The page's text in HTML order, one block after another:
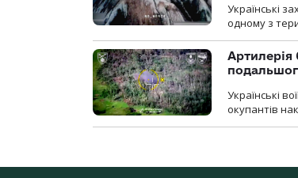
Українські
одному з
Артилерія
Українські
окупантів